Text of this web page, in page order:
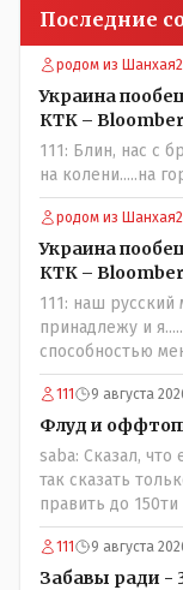
Последние
родом из
Украина
КТК –
111: Блин, нас с
на колени.....на
родом из
Украина
КТК –
111: наш русский
принадлежу и
способностью
111 9 августа
Флуд и
saba: Сказал, что
так сказать
править до 150ти
111 9 августа
Забавы ради -